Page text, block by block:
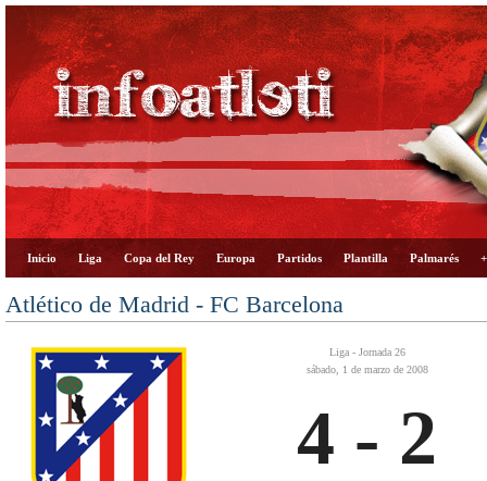
Inicio Liga Copa del Rey Europa Partidos Plantilla Palmarés
Atlético de Madrid - FC Barcelona
Liga - Jornada 26
sábado, 1 de marzo de 2008
4 - 2